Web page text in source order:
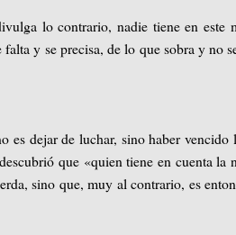
lo contrario, nadie tiene en este
y se precisa, de lo que sobra y no
es dejar de luchar, sino haber vencido
que «quien tiene en cuenta la
sino que, muy al contrario, es